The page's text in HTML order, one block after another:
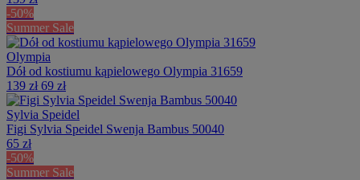
-50%
Summer Sale
Olympia
Dół od kostiumu kąpielowego Olympia 31659
139 zł 69 zł
Sylvia Speidel
Figi Sylvia Speidel Swenja Bambus 50040
65 zł
-50%
Summer Sale